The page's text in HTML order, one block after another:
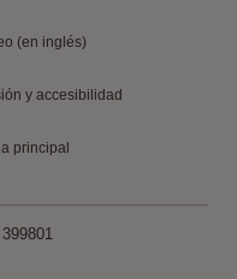
(en inglés)
y accesibilidad
principal
399801